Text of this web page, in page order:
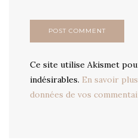
Ce site utilise Akismet
indésirables. En savoir
données de vos